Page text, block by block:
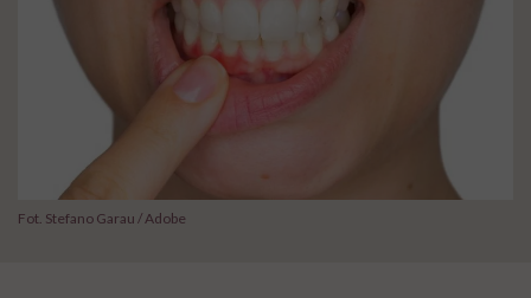
Fot. Stefano Garau / Adobe